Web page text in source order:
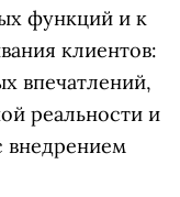
функций и к
клиентов:
впечатлений,
реальности и
внедрением